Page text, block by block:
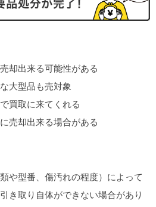
却出来る可能性がある
大型品も売対象
買取に来てくれる
売却出来る場合がある
や型番、傷汚れの程度）によって
き取り自体ができない場合があり